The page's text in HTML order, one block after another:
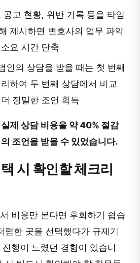
공고 현황, 위반 기록 등을 타임
제시하면 변호사의 업무 파악
요 시간 단축
인의 상담을 받을 때는 첫 번째
하여 두 번째 상담에서 비교
정밀한 조언 획득
제 상담 비용을 약 40% 절감
조언을 받을 수 있었습니다.
시 확인할 체크리
비용만 본다면 후회하기 쉽습
렴한 곳을 선택했다가 규제기
행이 느렸던 경험이 있습니